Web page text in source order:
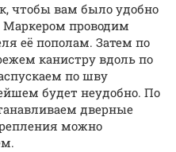
чтобы вам было удобно
Маркером проводим
её пополам. Затем по
канистру вдоль по
по шву
будет неудобно. По
дверные
можно